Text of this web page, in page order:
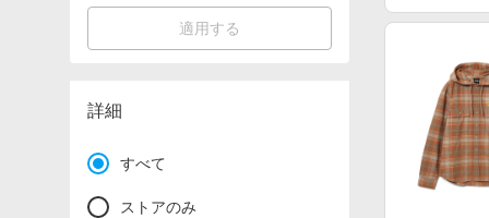
適用する
詳細
すべて
ストアのみ